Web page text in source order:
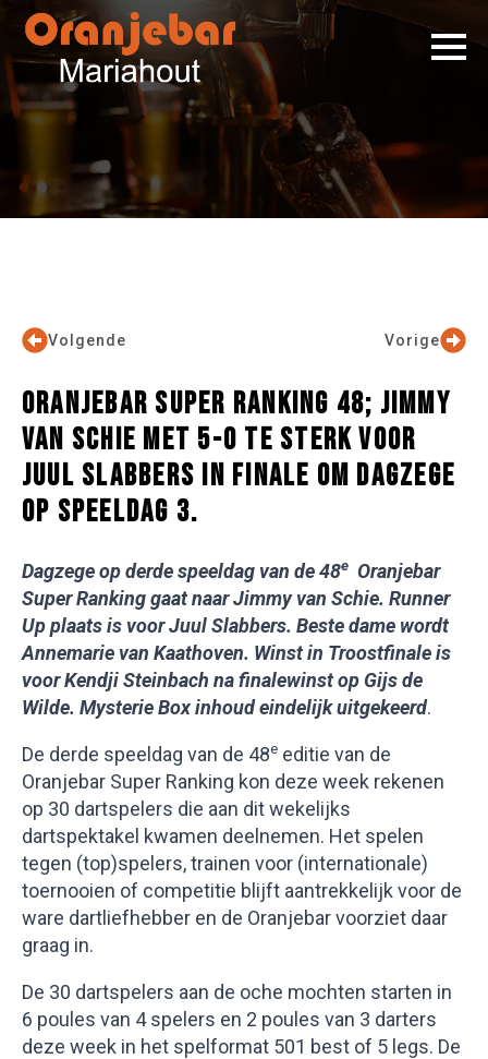
Vorige
Volgende
ORANJEBAR SUPER RANKING 48; JIMMY
VAN SCHIE MET 5-0 TE STERK VOOR
JUUL SLABBERS IN FINALE OM DAGZEGE
OP SPEELDAG 3.
Dagzege op derde speeldag van de 48e Oranjebar
Super Ranking gaat naar Jimmy van Schie. Runner
Up plaats is voor Juul Slabbers. Beste dame wordt
Annemarie van Kaathoven. Winst in Troostfinale is
voor Kendji Steinbach na finalewinst op Gijs de
Wilde. Mysterie Box inhoud eindelijk uitgekeerd.
De derde speeldag van de 48e editie van de
Oranjebar Super Ranking kon deze week rekenen
op 30 dartspelers die aan dit wekelijks
dartspektakel kwamen deelnemen. Het spelen
tegen (top)spelers, trainen voor (internationale)
toernooien of competitie blijft aantrekkelijk voor de
ware dartliefhebber en de Oranjebar voorziet daar
graag in.
De 30 dartspelers aan de oche mochten starten in
6 poules van 4 spelers en 2 poules van 3 darters
deze week in het spelformat 501 best of 5 legs. De